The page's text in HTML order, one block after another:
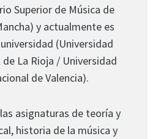
Superior de Música de
y actualmente es
(Universidad
La Rioja / Universidad
de Valencia).
asignaturas de teoría y
historia de la música y